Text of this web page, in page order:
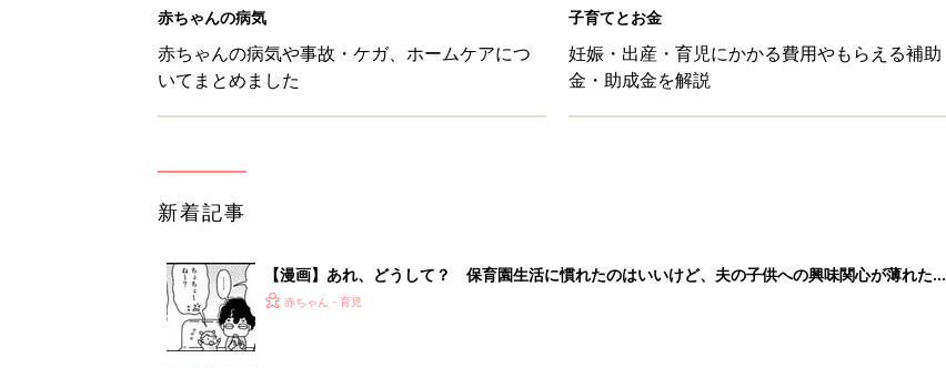
赤ちゃんの病気
赤ちゃんの病気や事故・ケガ、ホームケアにつ
いてまとめました
子育てとお金
妊娠・出産・育児にかかる費用やもらえる補助
金・助成金を解説
新着記事
【漫画】あれ、どうして？ 保育園生活に慣れたのはいいけど、夫の子供への興味関心が薄れた気
がする……！『ふうふう子育て ＃91』
赤ちゃん・育児